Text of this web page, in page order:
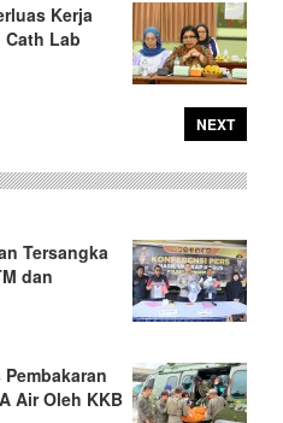
Kerja
Cath Lab
NEXT
Tersangka
dan
Air Oleh KKB